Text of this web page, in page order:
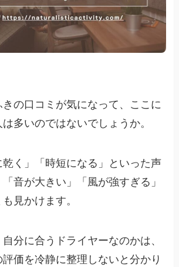
の口コミが気になって、ここに
多いのではないでしょうか。
乾く」「時短になる」といった声
音が大きい」「風が強すぎる」
見かけます。
分に合うドライヤーなのかは、
価を冷静に整理しないと分かり